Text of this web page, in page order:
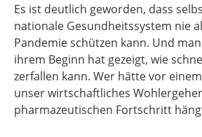
Es ist deutlich geworden, dass
nationale Gesundheitssystem nie
Pandemie schützen kann. Und
ihrem Beginn hat gezeigt, wie
zerfallen kann. Wer hätte vor
unser wirtschaftliches
pharmazeutischen Fortschritt